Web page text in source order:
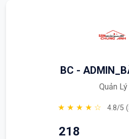
BC -
Quản Lý
★ ★ ★ ★ ☆ 4.8/5
218